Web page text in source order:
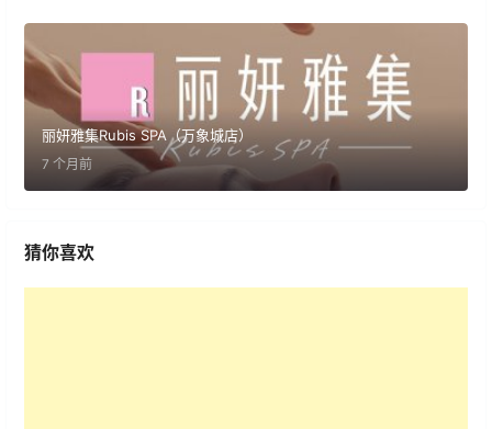
丽妍雅集Rubis SPA（万象城店）
7 个月前
猜你喜欢